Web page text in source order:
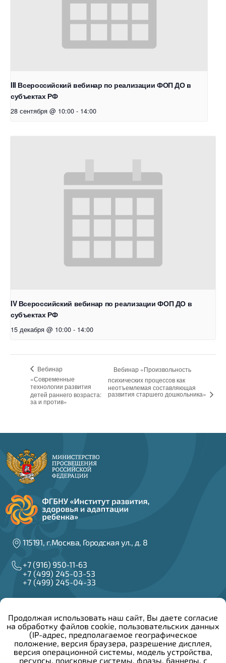
III Всероссийский вебинар по реализации ФОП ДО в
субъектах РФ
28 сентября @ 10:00 - 14:00
IV Всероссийский вебинар по реализации ФОП ДО в
субъектах РФ
15 декабря @ 10:00 - 14:00
Вебинар
«Современные
технологии развития
детей раннего возраста:
за и против»
Вебинар «Произвольность
психических процессов как
неотъемлемая составляющая
развития старшего дошкольника»
115191, г.Москва, Городская ул., д. 8
+7 (916) 950-11-63
+7 (499) 245-03-53
+7 (499) 245-04-33
info@irzar.ru
Написать руководителю
Сведения об образовательной организации
Продолжая использовать наш сайт, Вы даете согласие
на обработку файлов cookie, пользовательских данных
(IP-адрес, предполагаемое географическое
положение, версия браузера, разрешение дисплея,
версия операционной системы, модель устройства,
ресурсы, поисковые системы, фразы, баннеры, с